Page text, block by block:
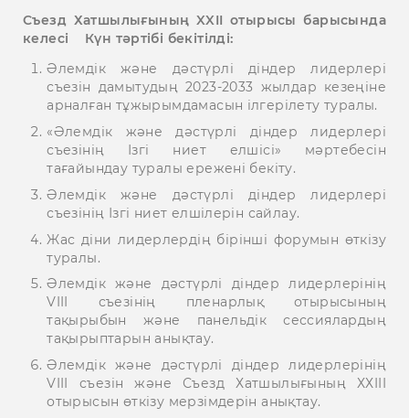
Съезд Хатшылығының XXII отырысы барысында
келесі Күн тәртібі бекітілді:
Әлемдік және дәстүрлі діндер лидерлері
съезін дамытудың 2023-2033 жылдар кезеңіне
арналған тұжырымдамасын ілгерілету туралы.
«Әлемдік және дәстүрлі діндер лидерлері
съезінің Ізгі ниет елшісі» мәртебесін
тағайындау туралы ережені бекіту.
Әлемдік және дәстүрлі діндер лидерлері
съезінің Ізгі ниет елшілерін сайлау.
Жас діни лидерлердің бірінші форумын өткізу
туралы.
Әлемдік және дәстүрлі діндер лидерлерінің
VIII съезінің пленарлық отырысының
тақырыбын және панельдік сессиялардың
тақырыптарын анықтау.
Әлемдік және дәстүрлі діндер лидерлерінің
VIII съезін және Съезд Хатшылығының ХХIII
отырысын өткізу мерзімдерін анықтау.